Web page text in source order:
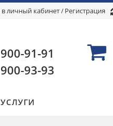
в личный кабинет/ Регистрация
900-91-91
900-93-93
УСЛУГИ